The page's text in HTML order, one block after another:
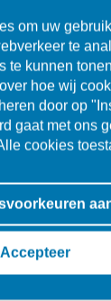
om uw
te
te kunnen
hoe wij
door op
gaat met ons
cookies
Accepteer